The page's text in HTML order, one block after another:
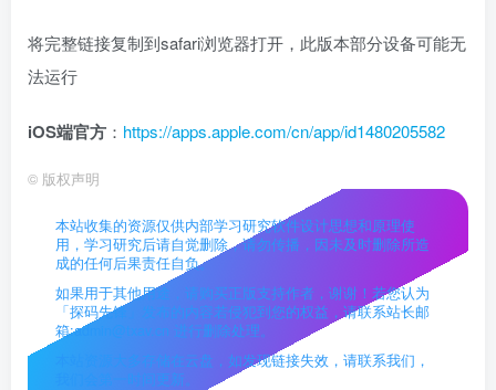
将完整链接复制到safari浏览器打开，此版本部分设备可能无
法运行
iOS端官方 ： https://apps.apple.com/cn/app/id1480205582
© 版权声明
本站收集的资源仅供内部学习研究软件设计思想和原理使
用，学习研究后请自觉删除，请勿传播，因未及时删除所造
成的任何后果责任自负。
如果用于其他用途，请购买正版支持作者，谢谢！若您认为
「探码先锋」发布的内容若侵犯到您的权益，请联系站长邮
箱:admin@txav.cn 进行删除处理。
本站资源大多存储在云盘，如发现链接失效，请联系我们，
我们会第一时间更新。